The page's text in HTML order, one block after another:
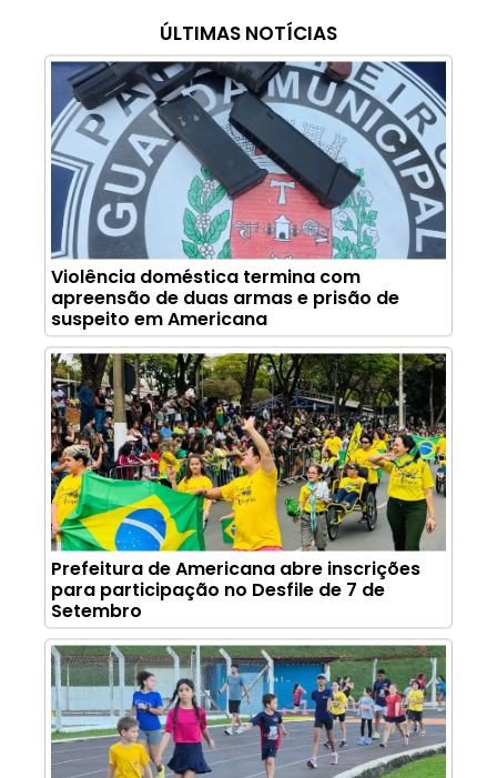
ÚLTIMAS NOTÍCIAS
Violência doméstica termina com
apreensão de duas armas e prisão de
suspeito em Americana
Prefeitura de Americana abre inscrições
para participação no Desfile de 7 de
Setembro